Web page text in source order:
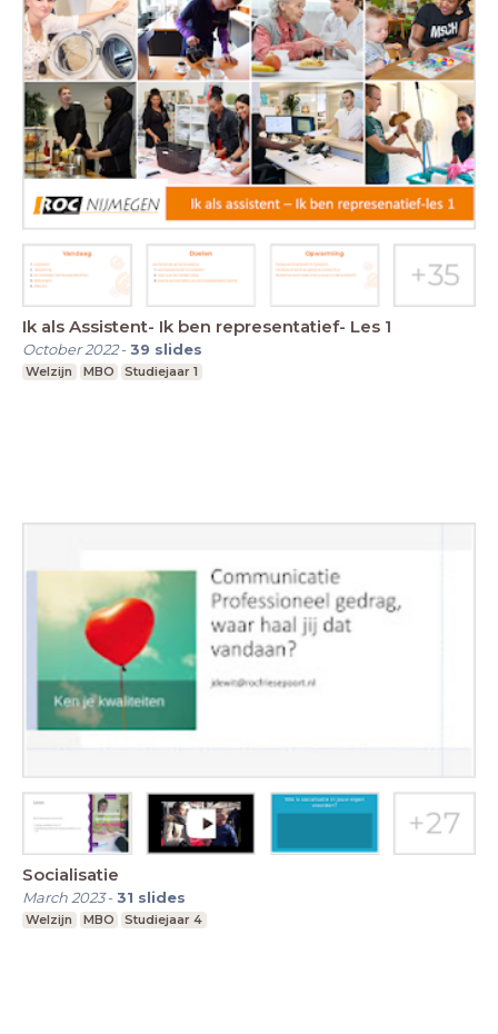
Ik als Assistent- Ik ben representatief- Les 1
October 2022-39 slides
Welzijn MBO Studiejaar 1
Socialisatie
March 2023-31 slides
Welzijn MBO Studiejaar 4